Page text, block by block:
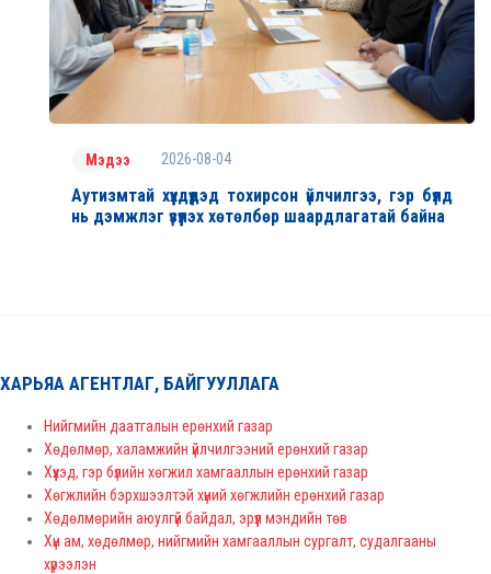
Мэдээ 2026-08-04
Аутизмтай хүүхдүүдэд тохирсон үйлчилгээ, гэр бүлд
нь дэмжлэг үзүүлэх хөтөлбөр шаардлагатай байна
ХАРЬЯА АГЕНТЛАГ, БАЙГУУЛЛАГА
Нийгмийн даатгалын ерөнхий газар
Хөдөлмөр, халамжийн үйлчилгээний ерөнхий газар
Хүүхэд, гэр бүлийн хөгжил хамгааллын ерөнхий газар
Хөгжлийн бэрхшээлтэй хүний хөгжлийн ерөнхий газар
Хөдөлмөрийн аюулгүй байдал, эрүүл мэндийн төв
Хүн ам, хөдөлмөр, нийгмийн хамгааллын сургалт, судалгааны
хүрээлэн